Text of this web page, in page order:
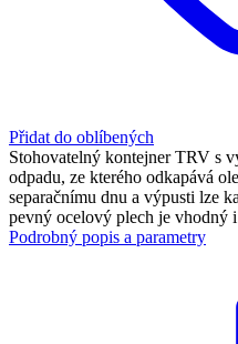
Přidat do oblíbených
Stohovatelný kontejner TRV s
odpadu, ze kterého odkapává
separačnímu dnu a výpusti lze
pevný ocelový plech je vhodný
Podrobný popis a parametry